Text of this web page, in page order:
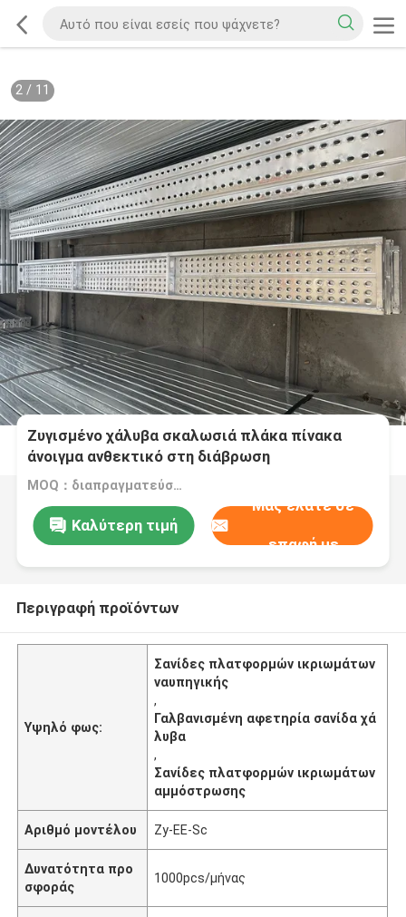
2/ 11
Ζυγισμένο χάλυβα σκαλωσιά πλάκα πίνακα
άνοιγμα ανθεκτικό στη διάβρωση
προσαρμόσιμο μέγεθος
MOQ：διαπραγματεύσιμος
Καλύτερη τιμή
Μας ελάτε σε
επαφή με
Περιγραφή προϊόντων
Υψηλό φως:
Σανίδες πλατφορμών ικριωμάτων
ναυπηγικής
,
Γαλβανισμένη αφετηρία σανίδα χά
λυβα
,
Σανίδες πλατφορμών ικριωμάτων
αμμόστρωσης
Αριθμό μοντέλου Zy-EE-Sc
Δυνατότητα προ
σφοράς
1000pcs/μήνας